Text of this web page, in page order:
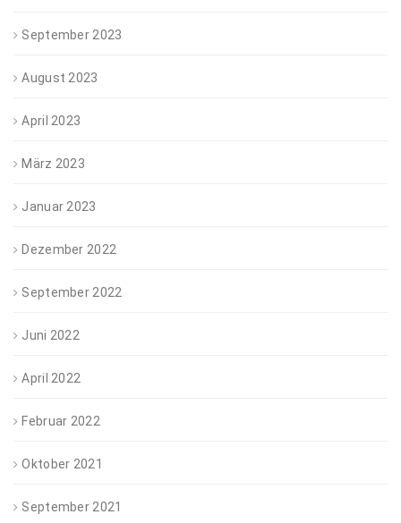
September 2023
August 2023
April 2023
März 2023
Januar 2023
Dezember 2022
September 2022
Juni 2022
April 2022
Februar 2022
Oktober 2021
September 2021